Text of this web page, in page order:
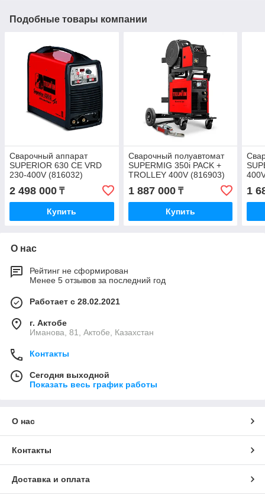
Подобные товары компании
Сварочный аппарат
SUPERIOR 630 CE VRD
230-400V (816032)
2 498 000 ₸
Купить
Сварочный полуавтомат
SUPERMIG 350i PACK +
TROLLEY 400V (816903)
1 887 000₸
Купить
1
О нас
Рейтинг не сформирован
Менее 5 отзывов за последний год
Работает с 28.02.2021
г. Актобе
Иманова, 81, Актобе, Казахстан
Контакты
Сегодня выходной
Показать весь график работы
О нас
Контакты
Доставка и оплата